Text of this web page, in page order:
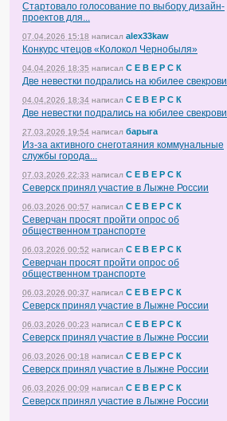
Стартовало голосование по выбору дизайн-
проектов для...
07.04.2026 15:18 написал alex33kaw
Конкурс чтецов «Колокол Чернобыля»
04.04.2026 18:35 написал С Е В Е Р С К
Две невестки подрались на юбилее свекрови
04.04.2026 18:34 написал С Е В Е Р С К
Две невестки подрались на юбилее свекрови
27.03.2026 19:54 написал барыга
Из-за активного снеготаяния коммунальные
службы города...
07.03.2026 22:33 написал С Е В Е Р С К
Северск принял участие в Лыжне России
06.03.2026 00:57 написал С Е В Е Р С К
Северчан просят пройти опрос об
общественном транспорте
06.03.2026 00:52 написал С Е В Е Р С К
Северчан просят пройти опрос об
общественном транспорте
06.03.2026 00:37 написал С Е В Е Р С К
Северск принял участие в Лыжне России
06.03.2026 00:23 написал С Е В Е Р С К
Северск принял участие в Лыжне России
06.03.2026 00:18 написал С Е В Е Р С К
Северск принял участие в Лыжне России
06.03.2026 00:09 написал С Е В Е Р С К
Северск принял участие в Лыжне России